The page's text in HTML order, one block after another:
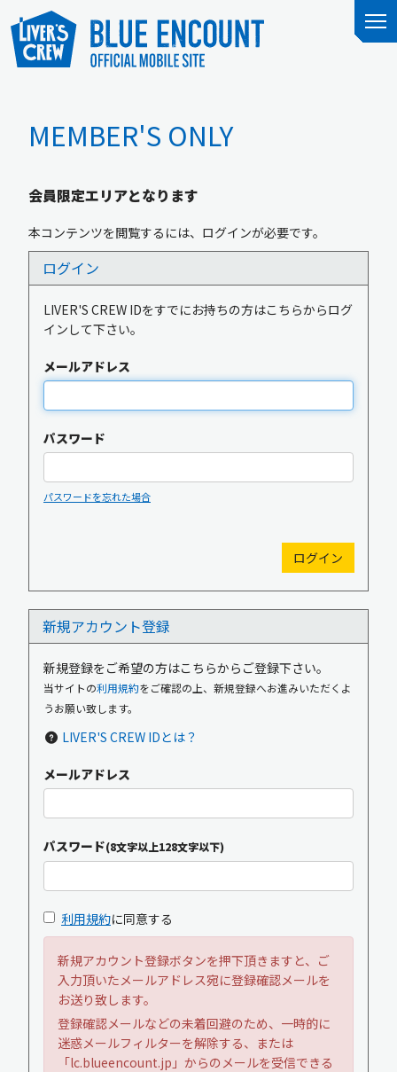
MEMBER'S ONLY
会員限定エリアとなります
本コンテンツを閲覧するには、ログインが必要です。
ログイン
LIVER'S CREW IDをすでにお持ちの方はこちらからログ
インして下さい。
メールアドレス
パスワード
パスワードを忘れた場合
新規アカウント登録
新規登録をご希望の方はこちらからご登録下さい。
当サイトの利用規約をご確認の上、新規登録へお進みいただくよ
うお願い致します。
LIVER'S CREW IDとは？
メールアドレス
パスワード(8文字以上128文字以下)
利用規約に同意する
新規アカウント登録ボタンを押下頂きますと、ご
入力頂いたメールアドレス宛に登録確認メールを
お送り致します。
登録確認メールなどの未着回避のため、一時的に
迷惑メールフィルターを解除する、または
「lc.blueencount.jp」からのメールを受信できる